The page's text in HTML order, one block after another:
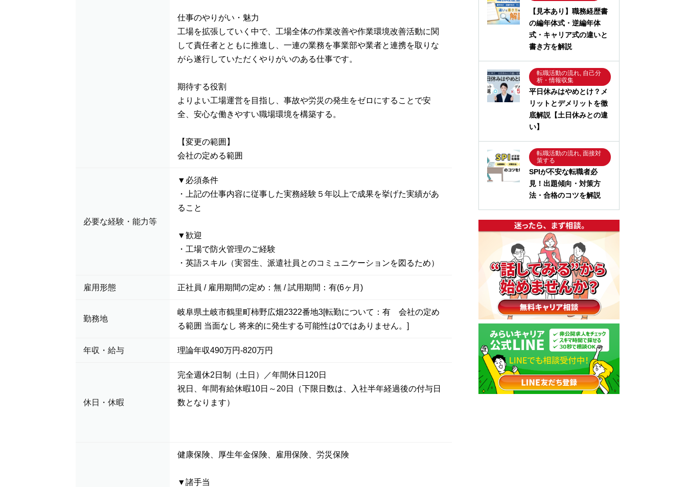
仕事のやりがい・魅力
工場を拡張していく中で、工場全体の作業改善や作業環境改善活動に関
して責任者とともに推進し、一連の業務を事業部や業者と連携を取りな
がら遂行していただくやりがいのある仕事です。
期待する役割
よりよい工場運営を目指し、事故や労災の発生をゼロにすることで安
全、安心な働きやすい職場環境を構築する。
【変更の範囲】
会社の定める範囲
必要な経験・能力等
▼必須条件
・上記の仕事内容に従事した実務経験５年以上で成果を挙げた実績があ
ること
▼歓迎
・工場で防火管理のご経験
・英語スキル（実習生、派遣社員とのコミュニケーションを図るため）
雇用形態 正社員 / 雇用期間の定め：無 / 試用期間：有(6ヶ月)
勤務地
岐阜県土岐市鶴里町柿野広畑2322番地3[転勤について：有 会社の定め
る範囲 当面なし 将来的に発生する可能性は0ではありません。]
年収・給与 理論年収490万円-820万円
休日・休暇
完全週休2日制（土日）／年間休日120日
祝日、年間有給休暇10日～20日（下限日数は、入社半年経過後の付与日
数となります）
健康保険、厚生年金保険、雇用保険、労災保険
▼諸手当
【見本あり】職務経歴書
の編年体式・逆編年体
式・キャリア式の違いと
書き方を解説
転職活動の流れ, 自己分
析・情報収集
平日休みはやめとけ？メ
リットとデメリットを徹
底解説【土日休みとの違
い】
転職活動の流れ, 面接対
策する
SPIが不安な転職者必
見！出題傾向・対策方
法・合格のコツを解説